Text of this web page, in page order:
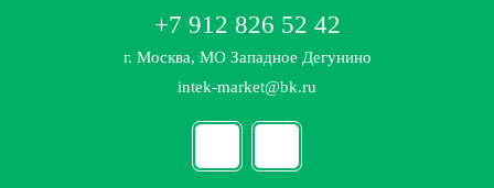
+7 912 826 52 42
г. Москва, МО Западное Дегунино
intek-market@bk.ru